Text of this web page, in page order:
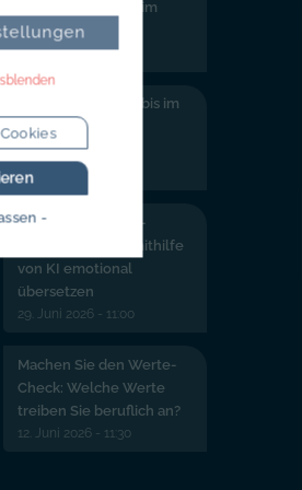
weniger Aufwand im
Alltag
27. Juli 2026 - 14:45
So fühlen sich Azubis im
Gespräch wirklich
verstanden
14. Juli 2026 - 11:00
Wie Sie Ihre Azubi-
Stellenanzeigen mithilfe
von KI emotional
übersetzen
29. Juni 2026 - 11:00
Machen Sie den Werte-
Check: Welche Werte
treiben Sie beruflich an?
12. Juni 2026 - 11:30
-